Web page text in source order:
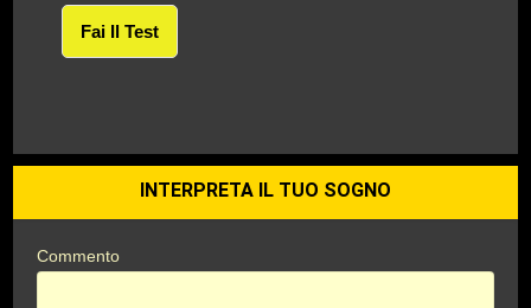
Fai Il Test
INTERPRETA IL TUO SOGNO
Commento